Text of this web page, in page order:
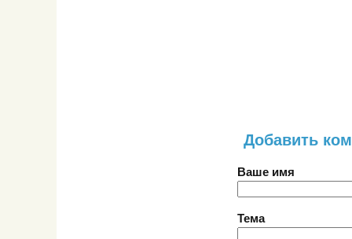
Добавить
Ваше имя
Тема